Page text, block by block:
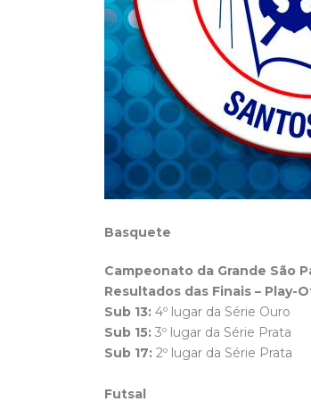
Basquete
Campeonato da Grande São
Resultados das Finais – Play-
Sub 13: 4º lugar da Série Ouro
Sub 15: 3º lugar da Série Prata
Sub 17: 2º lugar da Série Prata
Futsal